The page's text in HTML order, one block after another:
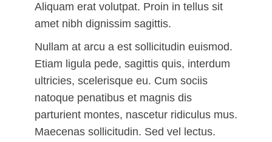
Aliquam erat volutpat. Proin in tellus sit
amet nibh dignissim sagittis.
Nullam at arcu a est sollicitudin euismod.
Etiam ligula pede, sagittis quis, interdum
ultricies, scelerisque eu. Cum sociis
natoque penatibus et magnis dis
parturient montes, nascetur ridiculus mus.
Maecenas sollicitudin. Sed vel lectus.